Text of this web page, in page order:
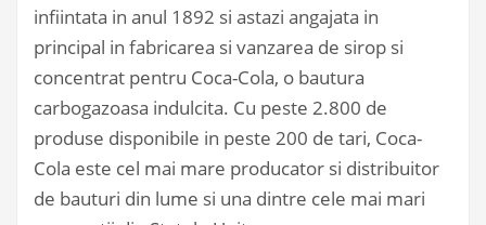
infiintata in anul 1892 si astazi angajata in
principal in fabricarea si vanzarea de sirop si
concentrat pentru Coca-Cola, o bautura
carbogazoasa indulcita. Cu peste 2.800 de
produse disponibile in peste 200 de tari, Coca-
Cola este cel mai mare producator si distribuitor
de bauturi din lume si una dintre cele mai mari